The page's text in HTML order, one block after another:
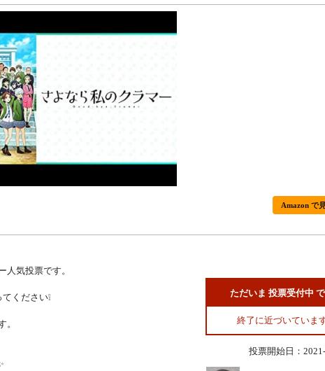
Amazon で
気投票です。
ください❕
。
ただいま 投票受付中
終了に近づいていま
投票開始日：